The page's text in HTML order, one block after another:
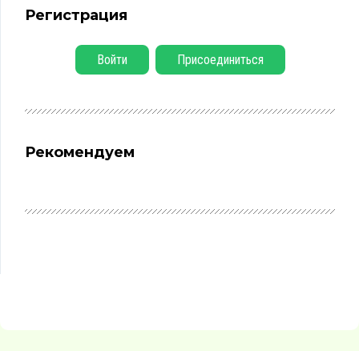
Регистрация
Войти Присоединиться
Рекомендуем